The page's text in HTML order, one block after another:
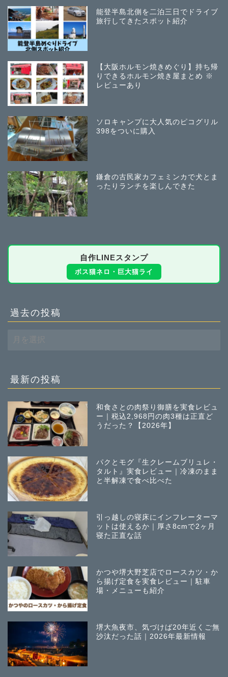
能登半島北側を二泊三日でドライブ
旅行してきたスポット紹介
【大阪ホルモン焼きめぐり】持ち帰
りできるホルモン焼き屋まとめ ※
レビューあり
ソロキャンプに大人気のピコグリル
398をついに購入
鎌倉の古民家カフェミンカで犬とま
ったりランチを楽しんできた
自作LINEスタンプ
ボス猫ネロ・巨大猫ライ
過去の投稿
去
稿
最新の投稿
和食さとの肉祭り御膳を実食レビュ
ー｜税込2,968円の肉3種は正直ど
うだった？【2026年】
パクとモグ『生クレームブリュレ・
タルト』実食レビュー｜冷凍のまま
と半解凍で食べ比べた
引っ越しの寝床にインフレーターマ
ットは使えるか｜厚さ8cmで2ヶ月
寝た正直な話
かつや堺大野芝店でロースカツ・か
ら揚げ定食を実食レビュー｜駐車
場・メニューも紹介
堺大魚夜市、気づけば20年近くご無
沙汰だった話｜2026年最新情報